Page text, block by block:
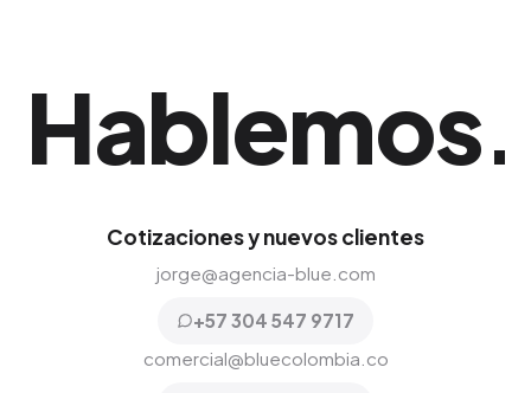
Hablemos.
Cotizaciones y nuevos clientes
jorge@agencia-blue.com
+57 304 547 9717
comercial@bluecolombia.co